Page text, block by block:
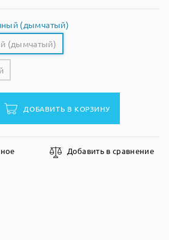
(дымчатый)
(дымчатый)
ДОБАВИТЬ В КОРЗИНУ
Добавить в сравнение